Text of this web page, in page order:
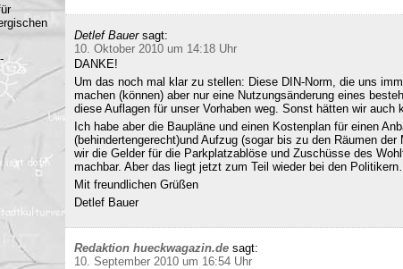
Detlef Bauer sagt:
10. Oktober 2010 um 14:18 Uhr
DANKE!
Um das noch mal klar zu stellen: Diese DIN-Norm, die uns
machen (können) aber nur eine Nutzungsänderung eines
diese Auflagen für unser Vorhaben weg. Sonst hätten wir auch
Ich habe aber die Baupläne und einen Kostenplan für einen
(behindertengerecht)und Aufzug (sogar bis zu den Räumen
wir die Gelder für die Parkplatzablöse und Zuschüsse des
machbar. Aber das liegt jetzt zum Teil wieder bei den
Mit freundlichen Grüßen
Detlef Bauer
Redaktion hueckwagazin.de sagt:
10. September 2010 um 16:54 Uhr